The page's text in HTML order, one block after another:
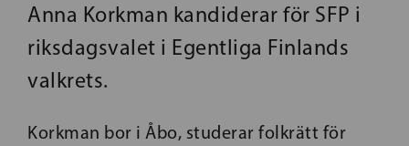
Anna Korkman kandiderar för SFP i
riksdagsvalet i Egentliga Finlands
valkrets.
Korkman bor i Åbo, studerar folkrätt för